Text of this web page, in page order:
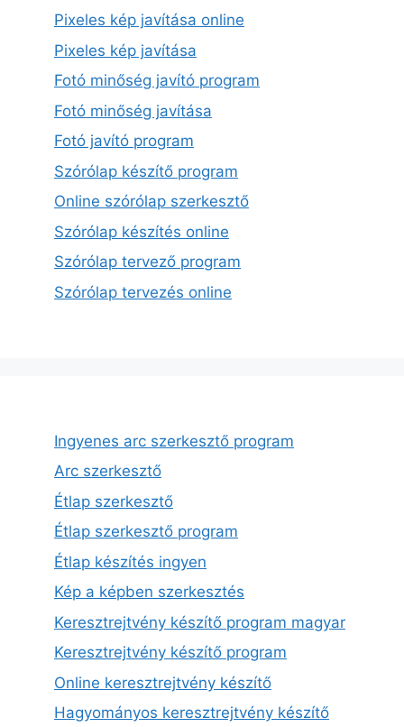
Pixeles kép javítása online
Pixeles kép javítása
Fotó minőség javító program
Fotó minőség javítása
Fotó javító program
Szórólap készítő program
Online szórólap szerkesztő
Szórólap készítés online
Szórólap tervező program
Szórólap tervezés online
Ingyenes arc szerkesztő program
Arc szerkesztő
Étlap szerkesztő
Étlap szerkesztő program
Étlap készítés ingyen
Kép a képben szerkesztés
Keresztrejtvény készítő program magyar
Keresztrejtvény készítő program
Online keresztrejtvény készítő
Hagyományos keresztrejtvény készítő